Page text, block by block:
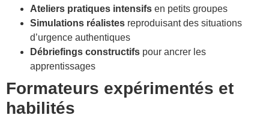
Ateliers pratiques intensifs en petits groupes
Simulations réalistes reproduisant des situations
d’urgence authentiques
Débriefings constructifs pour ancrer les
apprentissages
Formateurs expérimentés et
habilités